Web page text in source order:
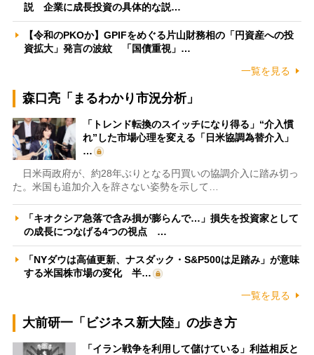
説 企業に成長投資の具体的な説…
【令和のPKOか】GPIFをめぐる片山財務相の「円資産への投
資拡大」発言の波紋 「国債重視」…
一覧を見る
森口亮「まるわかり市況分析」
「トレンド転換のスイッチになり得る」“介入慣
れ”した市場心理を変える「日米協調為替介入」
…
日米両政府が、約28年ぶりとなる円買いの協調介入に踏み切っ
た。米国も追加介入を辞さない姿勢を示して…
「キオクシア急落で含み損が膨らんで…」損失を投資家として
の成長につなげる4つの視点 …
「NYダウは高値更新、ナスダック・S&P500は足踏み」が意味
する米国株市場の変化 半…
一覧を見る
大前研一「ビジネス新大陸」の歩き方
「イラン戦争を利用して儲けている」利益相反と